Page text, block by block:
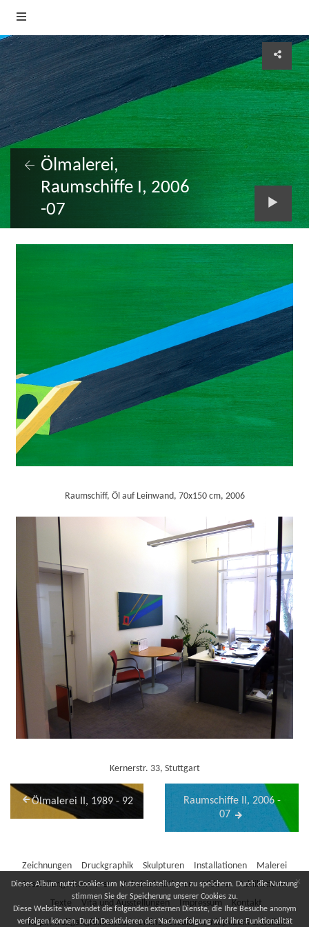
Ölmalerei,
Raumschiffe I, 2006
-07
Raumschiff, Öl auf Leinwand, 70x150 cm, 2006
Kernerstr. 33, Stuttgart
Ölmalerei II, 1989 - 92
Raumschiffe II, 2006 -
07
Zeichnungen Druckgraphik Skulpturen Installationen
Malerei
Ausstellungssituationen
Arbeitssituationen Videos
Publikationen
Texte
Vita und Ausstellungen Impressum
Kontakt
http://wolfgangfolmer.de/·Online Fotoalbem mit jAlbum erstellen·
×
Dieses Album nutzt Cookies um Nutzereinstellungen zu speichern. Durch die Nutzung
stimmen Sie der Speicherung unserer Cookies zu.
Diese Website verwendet die folgenden externen Dienste, die Ihre Besuche anonym
verfolgen können. Durch Deaktivieren der Nachverfolgung wird ihre Funktionalität